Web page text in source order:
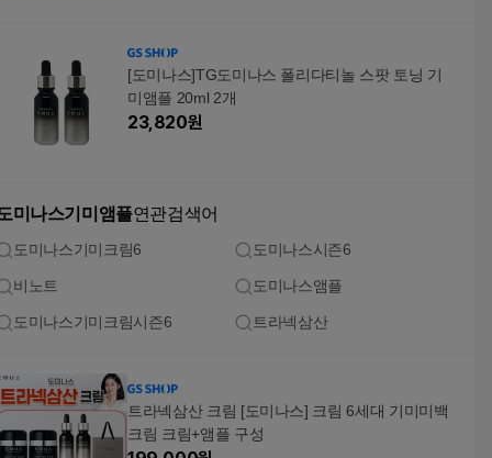
[도미나스]TG도미나스 폴리다티놀 스팟 토닝 기
미앰플 20ml 2개
23,820원
미나스기미앰플연관검색어
도미나스기미크림6 도미나스시즌6
비노트 도미나스앰플
도미나스기미크림시즌6 트라넥삼산
트라넥삼산 크림 [도미나스] 크림 6세대 기미미백
크림 크림+앰플 구성